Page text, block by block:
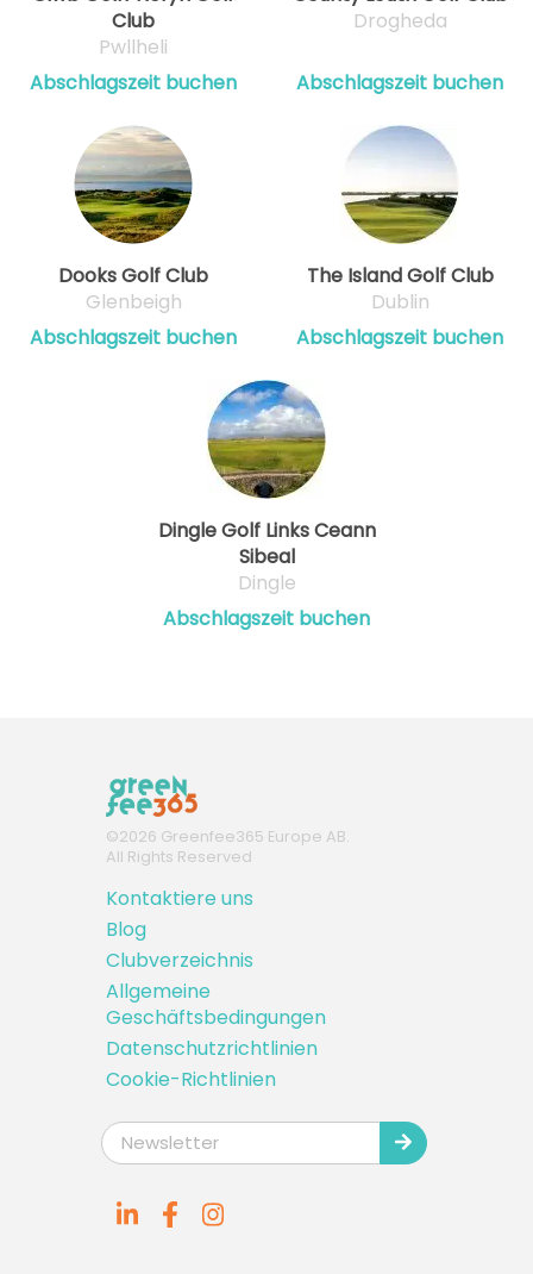
Club
Pwllheli
Abschlagszeit buchen
Drogheda
Abschlagszeit buchen
Dooks Golf Club
Glenbeigh
Abschlagszeit buchen
The Island Golf Club
Dublin
Abschlagszeit buchen
Dingle Golf Links Ceann
Sibeal
Dingle
Abschlagszeit buchen
©2026 Greenfee365 Europe AB.
All Rights Reserved
Kontaktiere uns
Blog
Clubverzeichnis
Allgemeine
Geschäftsbedingungen
Datenschutzrichtlinien
Cookie-Richtlinien